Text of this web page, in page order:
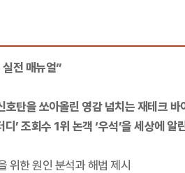
전 매뉴얼”
호탄을 쏘아올린 영감 넘치는 재테크 바
’ 조회수 1위 논객 ‘우석’을 세상에 알
위한 원인 분석과 해법 제시